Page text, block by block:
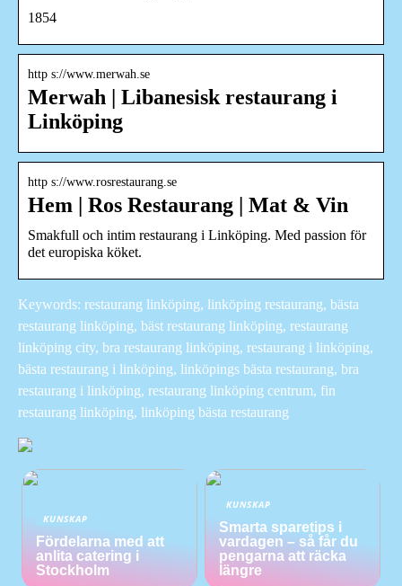
1854
http s://www.merwah.se
Merwah | Libanesisk restaurang i
Linköping
http s://www.rosrestaurang.se
Hem | Ros Restaurang | Mat & Vin
Smakfull och intim restaurang i Linköping. Med passion för
det europiska köket.
Keywords: restaurang linköping, linköping restaurang, bästa
restaurang linköping, bäst restaurang linköping, restaurang
linköping city, bra restaurang linköping, restaurang i linköping,
bästa restaurang i linköping, linköpings bästa restaurang, bra
restaurang i linköping, restaurang linköping centrum, fin
restaurang linköping, linköping bästa restaurang
KUNSKAP
Fördelarna med att
anlita catering i
Stockholm
KUNSKAP
Smarta sparetips i
vardagen – så får du
pengarna att räcka
längre